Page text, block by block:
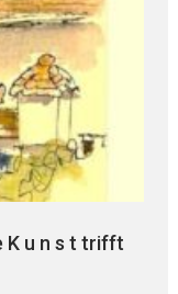
K u n s t trifft